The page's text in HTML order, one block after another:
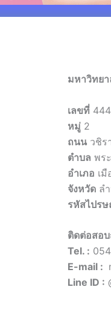
มหาวิทย
เลขที่ 444
หมู่ 2
ถนน วชิร
ตำบล พร
อำเภอ เมื
จังหวัด ล
รหัสไปร
ติดต่อสอ
Tel. :
E-mail :
Line ID :